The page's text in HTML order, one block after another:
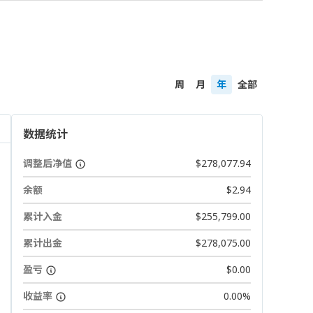
周 月 年 全部
数据统计
调整后净值
$278,077.94
余额
$2.94
累计入金
$255,799.00
累计出金
$278,075.00
盈亏
$0.00
收益率
0.00%